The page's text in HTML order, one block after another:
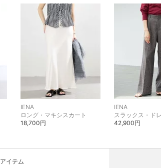
IENA
ロング・マキシスカート
18,700円
IENA
42,900円
アイテム